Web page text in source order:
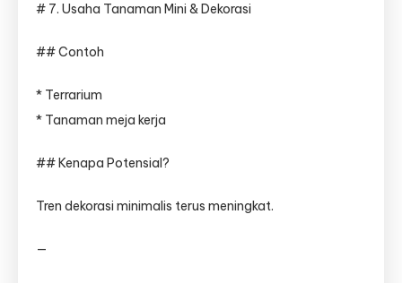
# 7. Usaha Tanaman Mini & Dekorasi
## Contoh
* Terrarium
* Tanaman meja kerja
## Kenapa Potensial?
Tren dekorasi minimalis terus meningkat.
—